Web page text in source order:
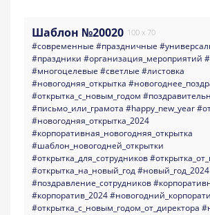
Шаблон №20020 100 x 70
#современные #праздничные
#праздники #организация_мероприятий
#многоцелевые #светлые #листовка
#новогодняя_открытка
#открытка_с_новым_годом
#письмо_или_грамота #happy_new_year
#новогодняя_открытка_2024
#корпоративная_новогодняя_открытка
#шаблон_новогодней_открытки
#открытка_для_сотрудников
#открытка_на_новый_год#новый_год_2024
#поздравление_сотрудников
#корпоратив_2024
#открытка_с_новым_годом_от_директора